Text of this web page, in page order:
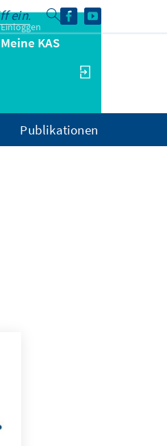
Einloggen
Meine KAS
Publikationen